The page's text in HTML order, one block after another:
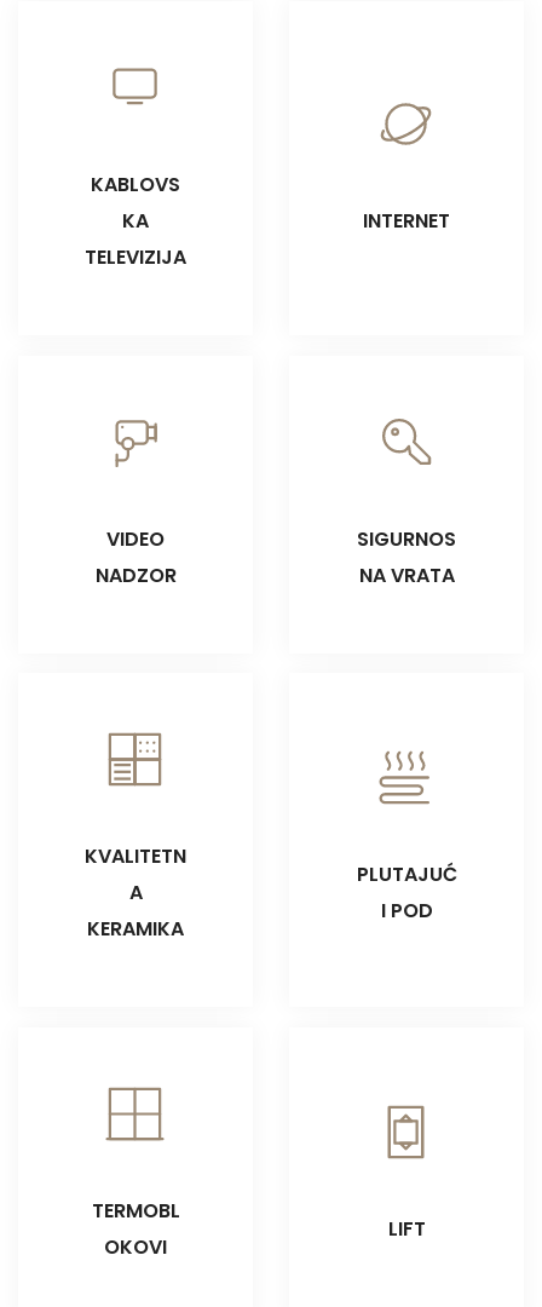
KABLOVS
KA
TELEVIZIJA
INTERNET
VIDEO
NADZOR
SIGURNOS
NA VRATA
KVALITETN
A
KERAMIKA
PLUTAJUĆ
I POD
TERMOBL
OKOVI
LIFT